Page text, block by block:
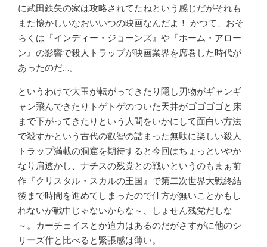
に武田鉄矢の家は攻略されてたねという感じだがそれも
また懐かしいなおいいつの映画なんだよ！ かつて、おそ
らくは『インディー・ジョーンズ』や『ホーム・アロー
ン』の影響で殺人トラップが映画業界を席巻した時代が
あったのだ…。
というわけで大玉が転がってきたり隠し刃物がギャンギ
ャン飛んできたりトゲトゲのついた天井がゴゴゴゴと床
まで下がってきたりという人間をいかにして面白い方法
で殺すかという古代の叡智の詰まった無駄に楽しい殺人
トラップ満載の洞窟を期待すると今回はちょっといやか
なり肩透かし、ナチスの残党との戦いというのもまぁ前
作『クリスタル・スカルの王国』で第二次世界大戦終結
後まで時間を進めてしまったので仕方が無いことかもし
れないが戦中じゃないからな～、しょせん残党だしな
～。カーチェイスとか迫力はあるのだがさすがに他のシ
リーズ作と比べると緊張感は薄い。